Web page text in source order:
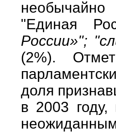
необычайно
"Единая
России»";
(2%).
доля
в 2003